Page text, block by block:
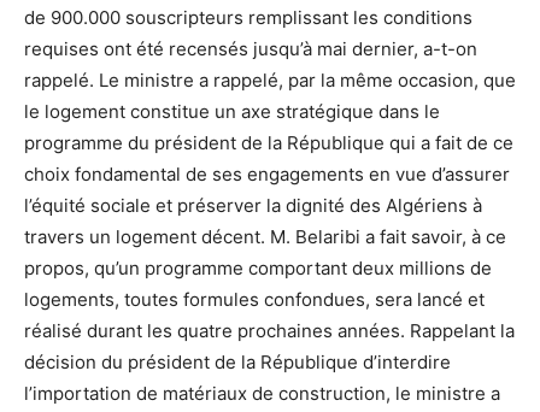
de 900.000 souscripteurs remplissant les conditions
requises ont été recensés jusqu’à mai dernier, a-t-on
rappelé. Le ministre a rappelé, par la même occasion, que
le logement constitue un axe stratégique dans le
programme du président de la République qui a fait de ce
choix fondamental de ses engagements en vue d’assurer
l’équité sociale et préserver la dignité des Algériens à
travers un logement décent. M. Belaribi a fait savoir, à ce
propos, qu’un programme comportant deux millions de
logements, toutes formules confondues, sera lancé et
réalisé durant les quatre prochaines années. Rappelant la
décision du président de la République d’interdire
l’importation de matériaux de construction, le ministre a